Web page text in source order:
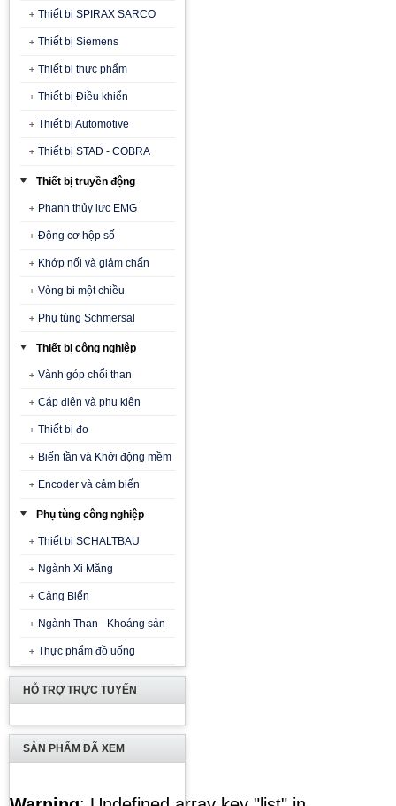
Thiết bị SPIRAX SARCO
Thiết bị Siemens
Thiết bị thực phẩm
Thiết bị Điều khiển
Thiết bị Automotive
Thiết bị STAD - COBRA
Thiết bị truyền động
Phanh thủy lực EMG
Động cơ hộp số
Khớp nối và giảm chấn
Vòng bi một chiều
Phụ tùng Schmersal
Thiết bị công nghiệp
Vành góp chổi than
Cáp điện và phụ kiện
Thiết bị đo
Biến tần và Khởi động mềm
Encoder và cảm biến
Phụ tùng công nghiệp
Thiết bị SCHALTBAU
Ngành Xi Măng
Cảng Biển
Ngành Than - Khoáng sản
Thực phẩm đồ uống
HỖ TRỢ TRỰC TUYẾN
SẢN PHẨM ĐÃ XEM